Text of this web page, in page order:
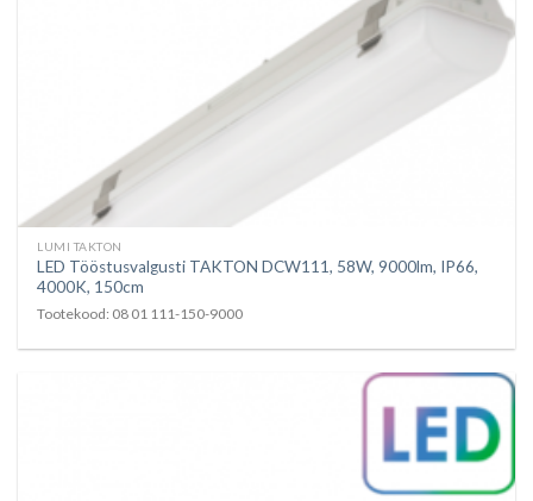
LUMI TAKTON
LED Tööstusvalgusti TAKTON DCW111, 58W, 9000lm, IP66,
4000K, 150cm
Tootekood: 08 01 111-150-9000